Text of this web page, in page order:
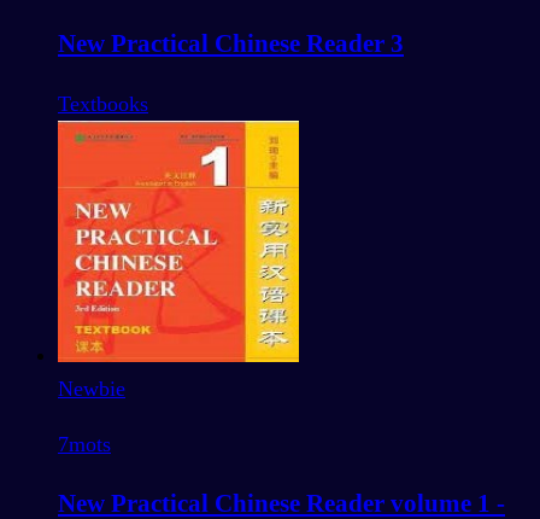
New Practical Chinese Reader 3
Textbooks
Newbie
7mots
New Practical Chinese Reader volume 1 -